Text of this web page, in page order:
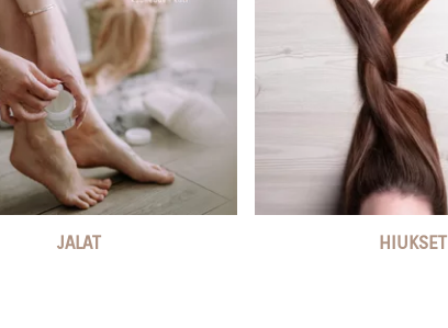
JALAT HIUKSET